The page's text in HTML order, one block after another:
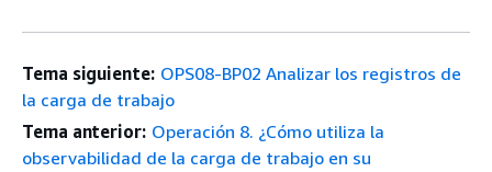
Tema siguiente: OPS08-BP02 Analizar los registros de
la carga de trabajo
Tema anterior: Operación 8. ¿Cómo utiliza la
observabilidad de la carga de trabajo en su